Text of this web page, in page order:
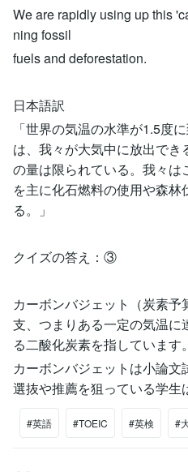
We are rapidly using up this
ning fossil
fuels and deforestation.
日本語訳
「世界の気温の水準が1.5度
は、我々が大気中に放出で
の量は限られている。我々は
を主に化石燃料の使用や森
る。」
クイズの答え：③
カーボンバジェット（炭素
支、つまりある一定の気温に
る二酸化炭素を指しています。
カーボンバジェットは小論
選抜や推薦を狙っている学生
#英語 #TOEIC #英検 #